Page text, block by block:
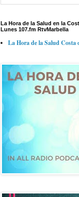
La Hora de la Salud en la
Lunes 107.fm RtvMarbella
La Hora de la Salud Costa